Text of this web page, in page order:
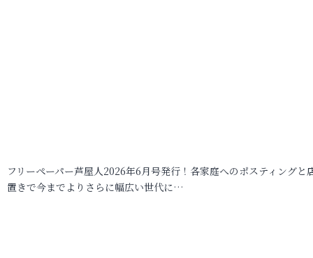
フリーペーパー芦屋人2026年6月号発行！各家庭へのポスティングと
置きで今までよりさらに幅広い世代に…